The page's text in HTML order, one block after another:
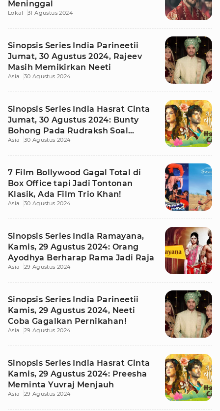
Meninggal
Lokal 31 Agustus 2024
Sinopsis Series India Parineetii
Jumat, 30 Agustus 2024, Rajeev
Masih Memikirkan Neeti
Asia 30 Agustus 2024
Sinopsis Series India Hasrat Cinta
Jumat, 30 Agustus 2024: Bunty
Bohong Pada Rudraksh Soal
Preesha
Asia 30 Agustus 2024
7 Film Bollywood Gagal Total di
Box Office tapi Jadi Tontonan
Klasik, Ada Film Trio Khan!
Asia 30 Agustus 2024
Sinopsis Series India Ramayana,
Kamis, 29 Agustus 2024: Orang
Ayodhya Berharap Rama Jadi Raja
Asia 29 Agustus 2024
Sinopsis Series India Parineetii
Kamis, 29 Agustus 2024, Neeti
Coba Gagalkan Pernikahan!
Asia 29 Agustus 2024
Sinopsis Series India Hasrat Cinta
Kamis, 29 Agustus 2024: Preesha
Meminta Yuvraj Menjauh
Asia 29 Agustus 2024